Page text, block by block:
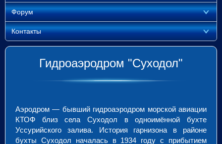
Форум
Контакты
Гидроаэродром "Суходол"
Аэродром — бывший гидроаэродром морской авиации
КТОФ близ села Суходол в одноимённой бухте
Уссурийского залива. История гарнизона в районе
бухты Суходол началась в 1934 году с прибытием